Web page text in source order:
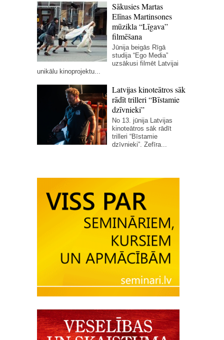
Sākusies Martas
Elīnas Martinsones
mūzikla “Līgava”
filmēšana
Jūnija beigās Rīgā
studija “Ego Media”
uzsākusi filmēt Latvijai
unikālu kinoprojektu...
Latvijas kinoteātros sāk
rādīt trilleri “Bīstamie
dzīvnieki”
No 13. jūnija Latvijas
kinoteātros sāk rādīt
trilleri “Bīstamie
dzīvnieki”. Zefīra...